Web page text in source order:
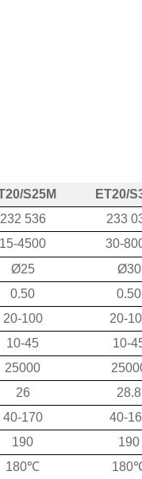
S25M ET20/
232 536 233
15-4500 30-
Ø25 Ø30
0.50 0.50
20-100 20-
10-45 10-
25000
26 28.8
40-170 40-
190 190
180℃